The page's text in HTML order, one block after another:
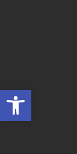
פתח